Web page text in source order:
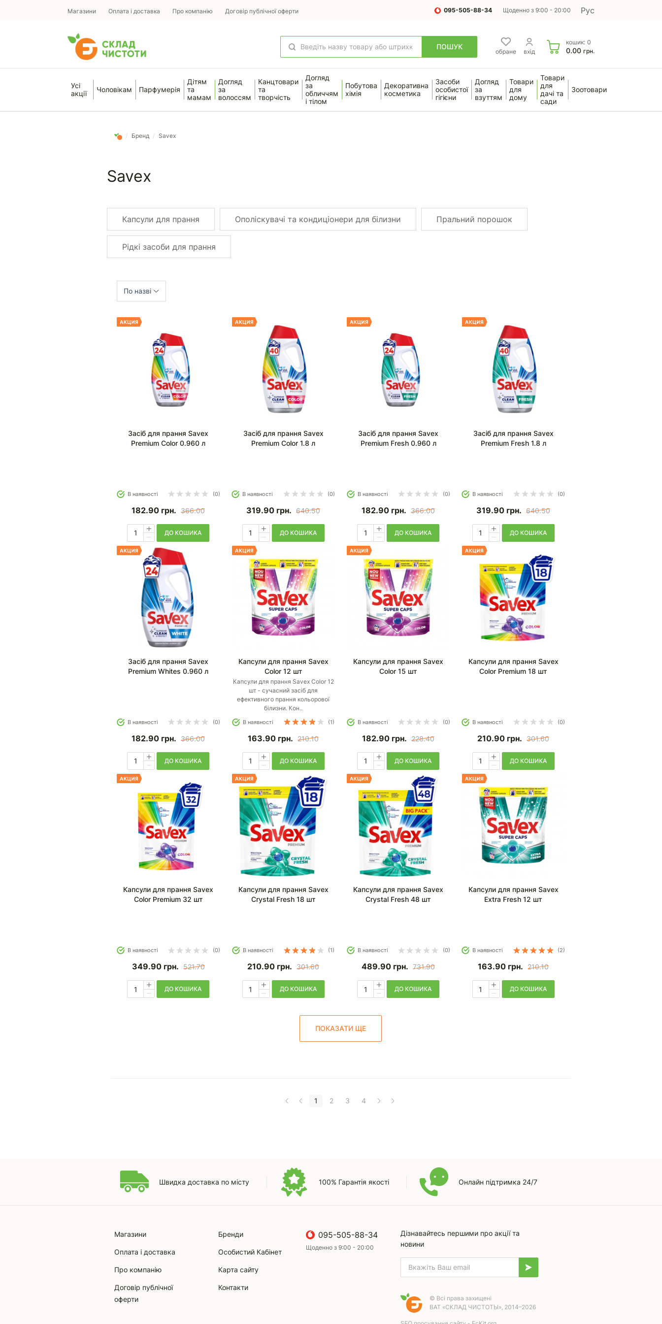
Магазини Оплата і доставка Про компанію Договір публічної оферти 095-505-88-34 Щоденно з 9:00 - 20:00 Рус
ПОШУК
обране вхід
кошик: 0
0.00 грн.
Усі
акції
Чоловікам Парфумерія
Дітям
та
мамам
Догляд
за
волоссям
Канцтовари
та
творчість
Догляд
за
обличчям
і тілом
Побутова
хімія
Декоративна
косметика
Засоби
особистої
гігієни
Догляд
за
взуттям
Товари
для
дому
Товари
для
дачі та
сади
Зоотовари
/ Бренд / Savex
Savex
Капсули для прання Ополіскувачі та кондиціонери для білизни Пральний порошок
Рідкі засоби для прання
По назві
Засіб для прання Savex
Premium Color 0.960 л
В наявності (0)
182.90 грн. 366.00
ДО КОШИКА
Засіб для прання Savex
Premium Color 1.8 л
В наявності (0)
319.90 грн. 640.50
ДО КОШИКА
Засіб для прання Savex
Premium Fresh 0.960 л
В наявності (0)
182.90 грн. 366.00
ДО КОШИКА
Засіб для прання Savex
Premium Fresh 1.8 л
В наявності (0)
319.90 грн. 640.50
ДО КОШИКА
Засіб для прання Savex
Premium Whites 0.960 л
В наявності (0)
182.90 грн. 366.00
ДО КОШИКА
Капсули для прання Savex
Color 12 шт
Капсули для прання Savex Color 12
шт - сучасний засіб для
ефективного прання кольорової
білизни. Кон..
В наявності (1)
163.90 грн. 210.10
ДО КОШИКА
Капсули для прання Savex
Color 15 шт
В наявності (0)
182.90 грн. 228.40
ДО КОШИКА
Капсули для прання Savex
Color Premium 18 шт
В наявності (0)
210.90 грн. 301.60
ДО КОШИКА
Капсули для прання Savex
Color Premium 32 шт
В наявності (0)
349.90 грн. 521.70
ДО КОШИКА
Капсули для прання Savex
Crystal Fresh 18 шт
В наявності (1)
210.90 грн. 301.60
ДО КОШИКА
Капсули для прання Savex
Crystal Fresh 48 шт
В наявності (0)
489.90 грн. 731.90
ДО КОШИКА
Капсули для прання Savex
Extra Fresh 12 шт
В наявності (2)
163.90 грн. 210.10
ДО КОШИКА
ПОКАЗАТИ ЩЕ
1 2 3 4
Швидка доставка по місту 100% Гарантія якості Онлайн підтримка 24/7
Магазини
Оплата і доставка
Про компанію
Договір публічної
оферти
Бренди
Особистий Кабінет
Карта сайту
Контакти
095-505-88-34
Щоденно з 9:00 - 20:00
Дізнавайтесь першими про акції та
новини
© Всі права захищені
ВАТ «СКЛАД ЧИСТОТЫ», 2014–2026